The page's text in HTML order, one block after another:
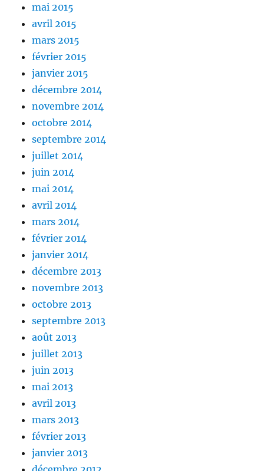
mai 2015
avril 2015
mars 2015
février 2015
janvier 2015
décembre 2014
novembre 2014
octobre 2014
septembre 2014
juillet 2014
juin 2014
mai 2014
avril 2014
mars 2014
février 2014
janvier 2014
décembre 2013
novembre 2013
octobre 2013
septembre 2013
août 2013
juillet 2013
juin 2013
mai 2013
avril 2013
mars 2013
février 2013
janvier 2013